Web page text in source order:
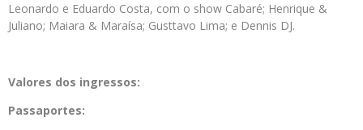
Leonardo e Eduardo Costa, com o show Cabaré; Henrique &
Juliano; Maiara & Maraísa; Gusttavo Lima; e Dennis DJ.
Valores dos ingressos:
Passaportes: